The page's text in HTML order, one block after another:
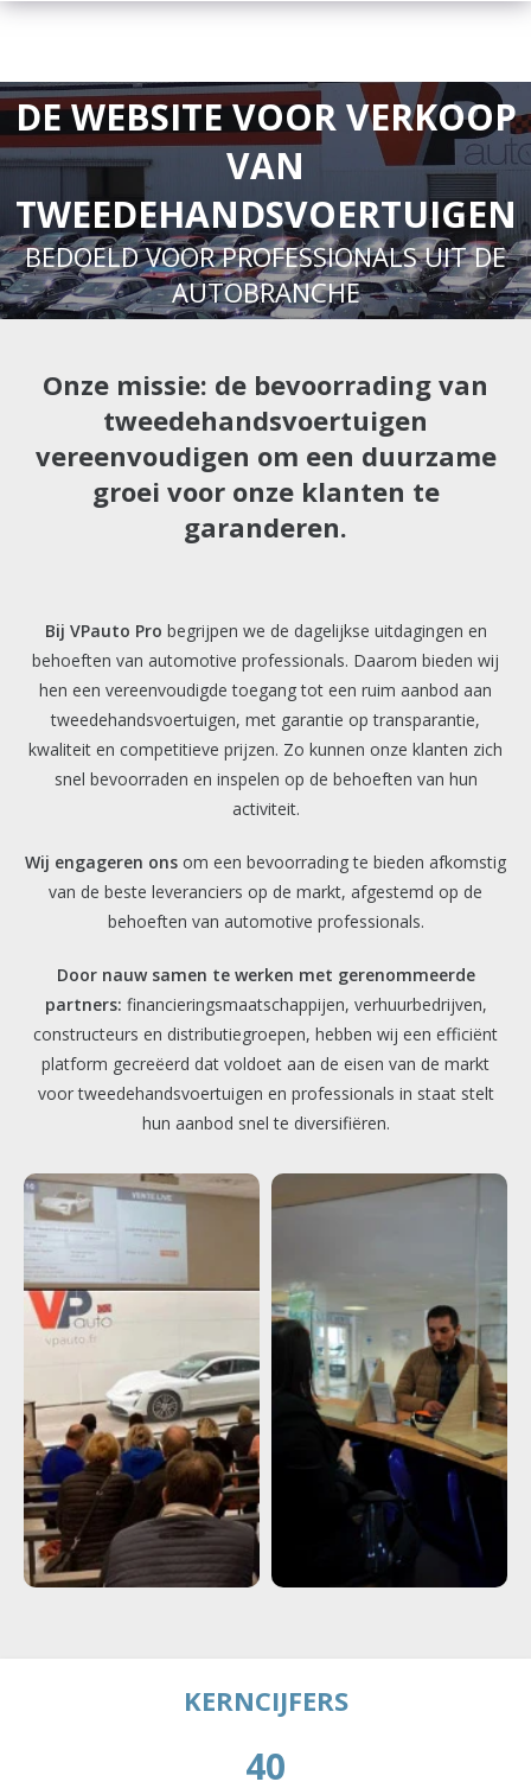
DE WEBSITE VOOR VERKOOP
VAN
TWEEDEHANDSVOERTUIGEN
BEDOELD VOOR PROFESSIONALS UIT DE
AUTOBRANCHE
Onze missie: de bevoorrading van
tweedehandsvoertuigen
vereenvoudigen om een duurzame
groei voor onze klanten te
garanderen.
Bij VPauto Pro begrijpen we de dagelijkse uitdagingen en
behoeften van automotive professionals. Daarom bieden wij
hen een vereenvoudigde toegang tot een ruim aanbod aan
tweedehandsvoertuigen, met garantie op transparantie,
kwaliteit en competitieve prijzen. Zo kunnen onze klanten zich
snel bevoorraden en inspelen op de behoeften van hun
activiteit.
Wij engageren ons om een bevoorrading te bieden afkomstig
van de beste leveranciers op de markt, afgestemd op de
behoeften van automotive professionals.
Door nauw samen te werken met gerenommeerde
partners: financieringsmaatschappijen, verhuurbedrijven,
constructeurs en distributiegroepen, hebben wij een efficiënt
platform gecreëerd dat voldoet aan de eisen van de markt
voor tweedehandsvoertuigen en professionals in staat stelt
hun aanbod snel te diversifiëren.
KERNCIJFERS
40